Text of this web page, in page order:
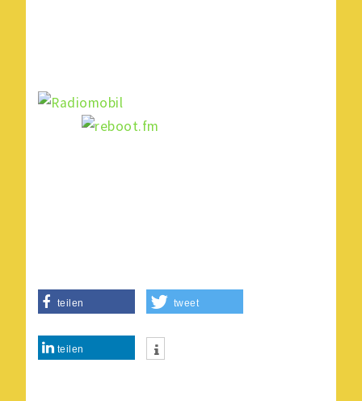
teilen tweet
teilen